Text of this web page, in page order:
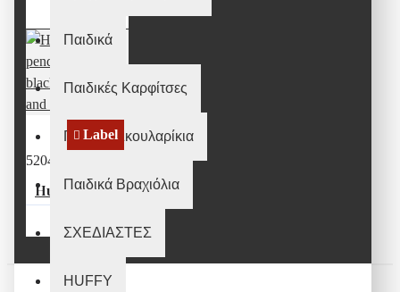
Παιδικά
Παιδικές Καρφίτσες
Παιδικά Σκουλαρίκια
Παιδικά Βραχιόλια
ΣΧΕΔΙΑΣΤΕΣ
HUFFY
Label
52041
Huffy tear eye pendant in 925° black plated silver and 9K rose gold